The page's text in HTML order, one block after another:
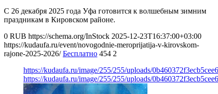
С 26 декабря 2025 года Уфа готовится к волшебным зимним
праздникам в Кировском районе.
0 RUB https://schema.org/InStock 2025-12-23T16:37:00+03:00
https://kudaufa.ru/event/novogodnie-meroprijatija-v-kirovskom-
rajone-2025-2026/ Бесплатно 454 2
https://kudaufa.ru/image/255/255/uploads/
https://kudaufa.ru/image/255/255/uploads/